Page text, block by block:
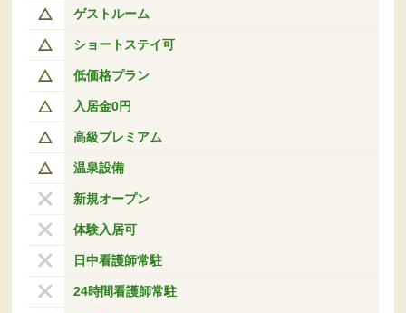
ゲストルーム
ショートステイ可
低価格プラン
入居金0円
高級プレミアム
温泉設備
新規オープン
体験入居可
日中看護師常駐
24時間看護師常駐